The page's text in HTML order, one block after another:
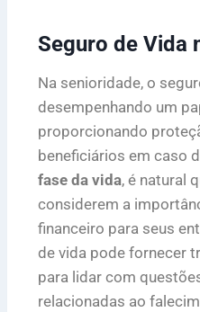
Seguro de Vida
Na senioridade, o
desempenhando um
proporcionando
beneficiários em caso
fase da vida, é natural
considerem a
financeiro para seus
de vida pode fornecer
para lidar com
relacionadas ao